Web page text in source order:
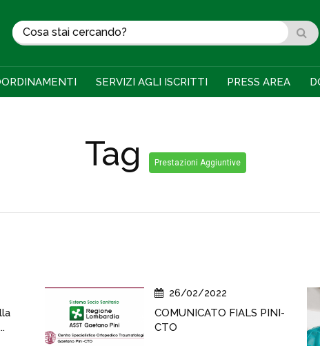
SERVIZI AGLI ISCRITTI PRESS AREA
Tag Prestazioni Aggiuntive
26/02/2022
COMUNICATO FIALS PINI-
CTO